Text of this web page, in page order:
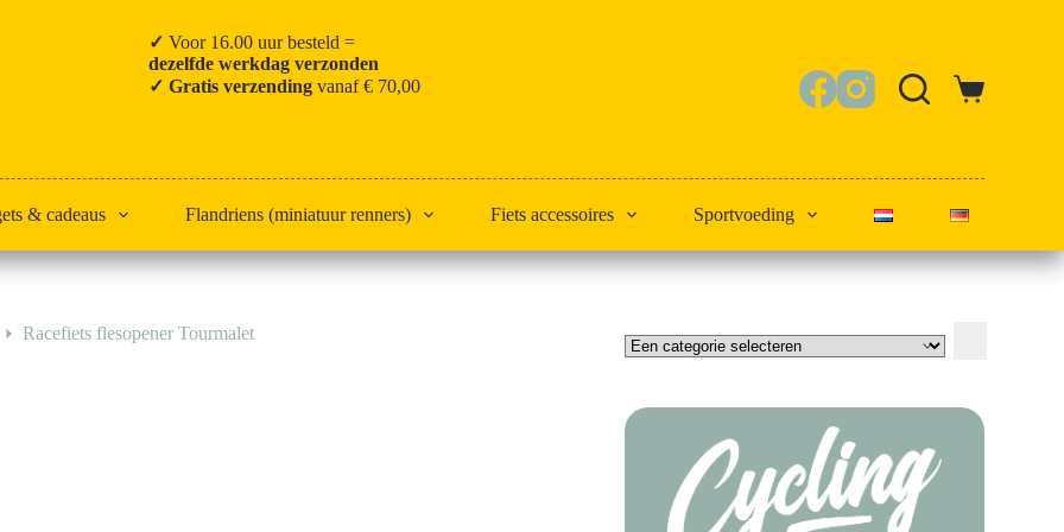
✓ Voor 16.00 uur besteld =
dezelfde werkdag verzonden
✓ Gratis verzendingvanaf € 70,00
Winkelwagen
& cadeaus Flandriens (miniatuur renners) Fiets accessoires Sportvoeding
Racefiets flesopener Tourmalet
categorie